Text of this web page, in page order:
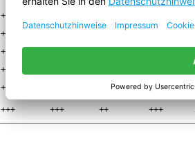
++++
++++
+++ +++ ++++ ++++
++++
++++ +++ +++
+++ +++ ++ +++